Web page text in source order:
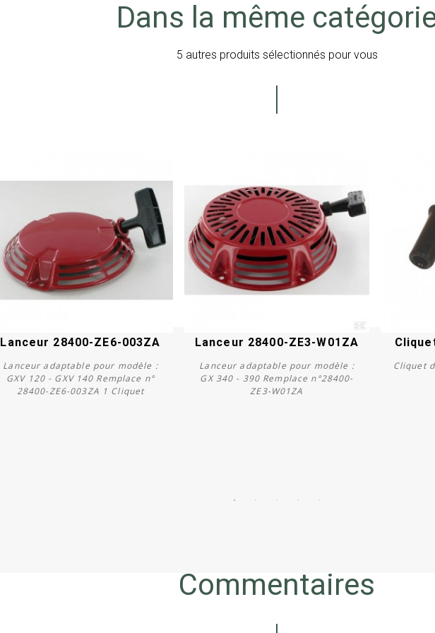
Dans la même
5 autres produits sélectionnés pour vous
Lanceur 28400-ZE6-003ZA
Lanceur adaptable pour modèle :
GXV 120 - GXV 140 Remplace n°
28400-ZE6-003ZA 1 Cliquet
Lanceur 28400-ZE3-W01ZA
Lanceur adaptable pour modèle :
GX 340 - 390 Remplace n°28400-
ZE3-W01ZA
Cliquet
Commentaires